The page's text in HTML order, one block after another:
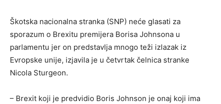
Škotska nacionalna stranka (SNP) neće glasati za
sporazum o Brexitu premijera Borisa Johnsona u
parlamentu jer on predstavlja mnogo teži izlazak iz
Evropske unije, izjavila je u četvrtak čelnica stranke
Nicola Sturgeon.
– Brexit koji je predvidio Boris Johnson je onaj koji ima